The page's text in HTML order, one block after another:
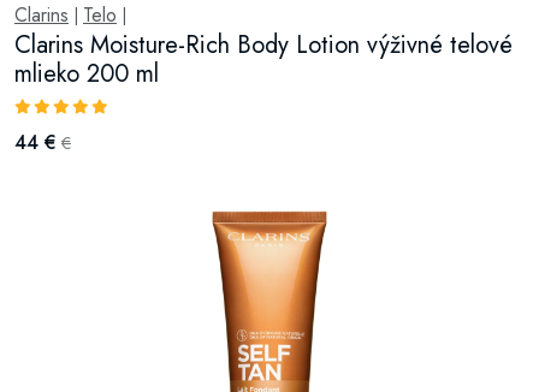
Clarins Telo
Clarins Moisture-Rich Body Lotion výživné telové
mlieko 200 ml
44 € €